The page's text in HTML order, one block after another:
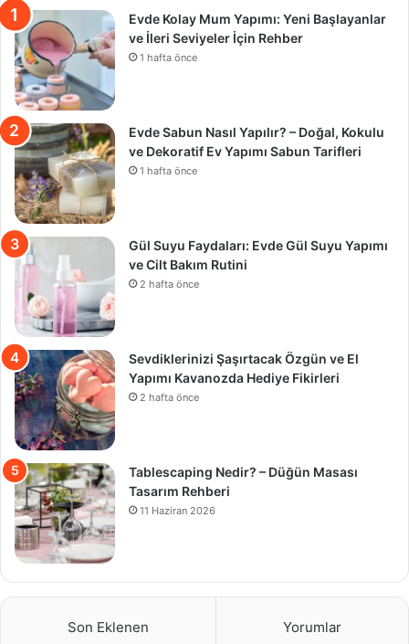
Evde Kolay Mum Yapımı: Yeni Başlayanlar
ve İleri Seviyeler İçin Rehber
1 hafta önce
Evde Sabun Nasıl Yapılır? – Doğal, Kokulu
ve Dekoratif Ev Yapımı Sabun Tarifleri
1 hafta önce
Gül Suyu Faydaları: Evde Gül Suyu Yapımı
ve Cilt Bakım Rutini
2 hafta önce
Sevdiklerinizi Şaşırtacak Özgün ve El
Yapımı Kavanozda Hediye Fikirleri
2 hafta önce
Tablescaping Nedir? – Düğün Masası
Tasarım Rehberi
11 Haziran 2026
Son Eklenen Yorumlar